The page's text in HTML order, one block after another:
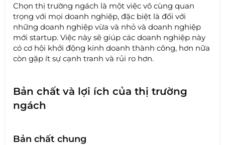
Chọn thị trường ngách là một việc vô cùng quan
trọng với mọi doanh nghiệp, đặc biệt là đối với
những doanh nghiệp vừa và nhỏ và doanh nghiệp
mới startup. Việc này sẽ giúp các doanh nghiệp này
có cơ hội khởi động kinh doanh thành công, hơn nữa
còn gặp ít sự cạnh tranh và rủi ro hơn.
Bản chất và lợi ích của thị trường
ngách
Bản chất chung